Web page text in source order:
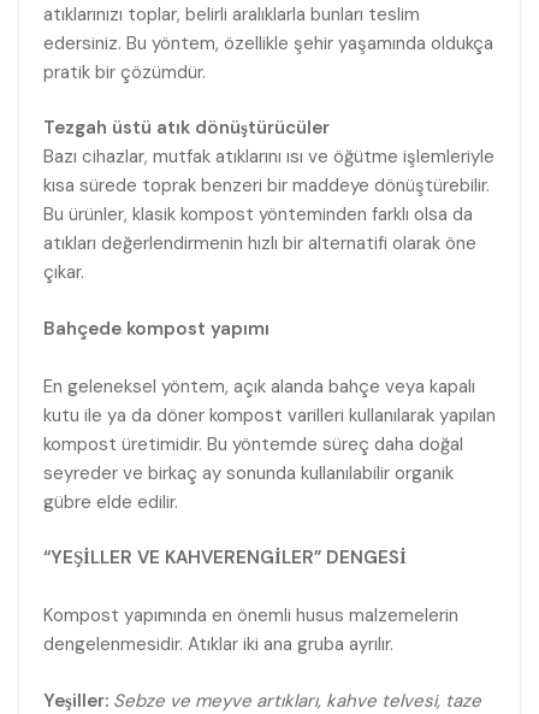
atıklarınızı toplar, belirli aralıklarla bunları teslim
edersiniz. Bu yöntem, özellikle şehir yaşamında oldukça
pratik bir çözümdür.
Tezgah üstü atık dönüştürücüler
Bazı cihazlar, mutfak atıklarını ısı ve öğütme işlemleriyle
kısa sürede toprak benzeri bir maddeye dönüştürebilir.
Bu ürünler, klasik kompost yönteminden farklı olsa da
atıkları değerlendirmenin hızlı bir alternatifi olarak öne
çıkar.
Bahçede kompost yapımı
En geleneksel yöntem, açık alanda bahçe veya kapalı
kutu ile ya da döner kompost varilleri kullanılarak yapılan
kompost üretimidir. Bu yöntemde süreç daha doğal
seyreder ve birkaç ay sonunda kullanılabilir organik
gübre elde edilir.
“YEŞİLLER VE KAHVERENGİLER” DENGESİ
Kompost yapımında en önemli husus malzemelerin
dengelenmesidir. Atıklar iki ana gruba ayrılır.
Yeşiller: Sebze ve meyve artıkları, kahve telvesi, taze